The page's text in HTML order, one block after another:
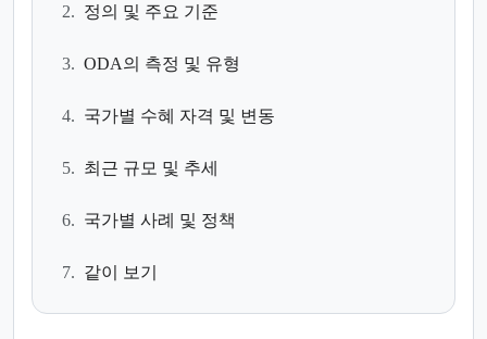
2. 정의 및 주요 기준
3. ODA의 측정 및 유형
4. 국가별 수혜 자격 및 변동
5. 최근 규모 및 추세
6. 국가별 사례 및 정책
7. 같이 보기